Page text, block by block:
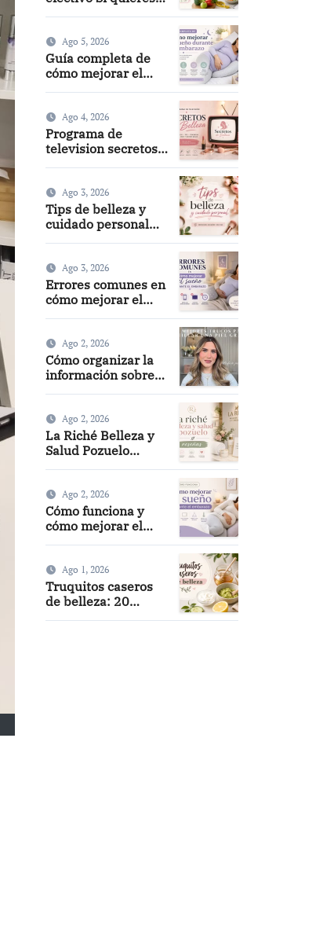
cortas o adaptadas
a Facebook, Google
o meta title
Ago 5, 2026
Guía completa de
cómo mejorar el
prácticos
Ago 4, 2026
Programa de
television secretos
y mejores trucos
2026
Ago 3, 2026
Tips de belleza y
cuidado personal
Ago 3, 2026
Errores comunes en
cómo mejorar el
evitarlos
Ago 2, 2026
Cómo organizar la
información sobre
cómo hacer un
maquillaje mate sin
efecto graso
Ago 2, 2026
La Riché Belleza y
Salud Pozuelo
experiencia real
Ago 2, 2026
Cómo funciona y
cómo mejorar el
práctica
Ago 1, 2026
Truquitos caseros
de belleza: 20